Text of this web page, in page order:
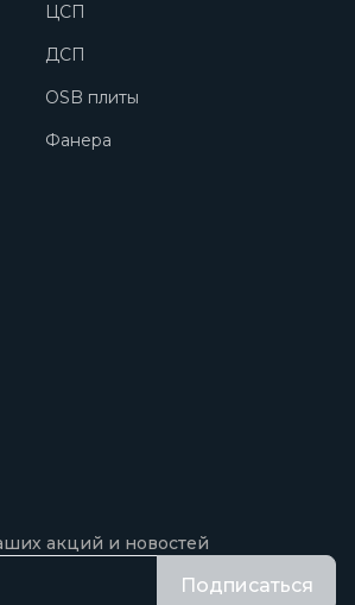
ЦСП
ДСП
OSB плиты
Фанера
акций и новостей
Подписаться